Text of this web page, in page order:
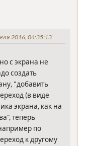
2016, 04:35:13
с экрана не
создать
"добавить
(в виде
экрана, как на
теперь
по
к другому